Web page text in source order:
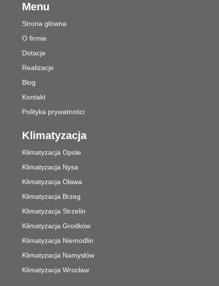
Menu
Strona główna
O firmie
Dotacje
Realizacje
Blog
Kontakt
Polityka prywatności
Klimatyzacja
Klimatyzacja Opole
Klimatyzacja Nysa
Klimatyzacja Oława
Klimatyzacja Brzeg
Klimatyzacja Strzelin
Klimatyzacja Grodków
Klimatyzacja Niemodlin
Klimatyzacja Namysłów
Klimatyzacja Wrocław